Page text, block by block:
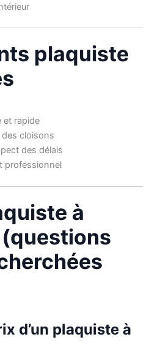
plaquiste
et rapide
des cloisons
des délais
professionnel
à
d’un plaquiste à